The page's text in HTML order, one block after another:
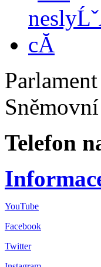
Telefon
YouTube
Facebook
Twitter